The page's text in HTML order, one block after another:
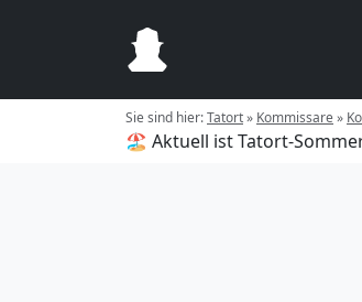
Sie sind hier:Tatort» Kommissare»
🏖️ Aktuell ist Tatort-